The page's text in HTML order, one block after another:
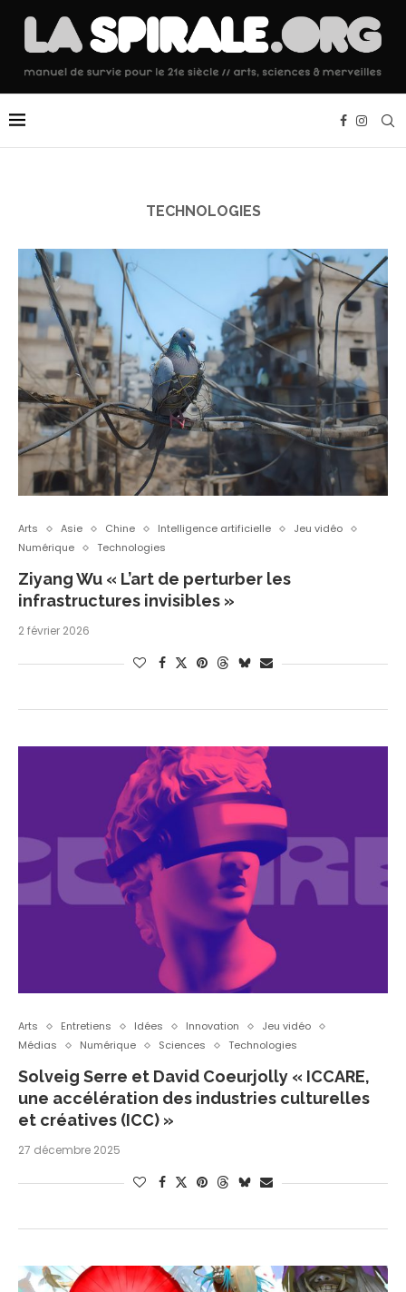
TECHNOLOGIES
Arts Asie Chine Intelligence artificielle
Jeu vidéo
Numérique
Technologies
Ziyang Wu « L’art de perturber les
infrastructures invisibles »
2 février 2026
Arts Entretiens Idées Innovation
Jeu vidéo
Médias
Numérique Sciences Technologies
Solveig Serre et David Coeurjolly « ICCARE,
une accélération des industries culturelles
et créatives (ICC) »
27 décembre 2025